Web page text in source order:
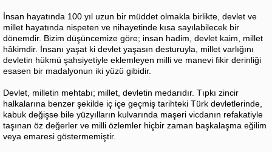
İnsan hayatında 100 yıl uzun bir müddet olmakla birlikte, devlet ve
millet hayatında nispeten ve nihayetinde kısa sayılabilecek bir
dönemdir. Bizim düşüncemize göre; insan hadim, devlet kaim, millet
hâkimdir. İnsanı yaşat ki devlet yaşasın desturuyla, millet varlığını
devletin hükmü şahsiyetiyle eklemleyen milli ve manevi fikir derinliği
esasen bir madalyonun iki yüzü gibidir.
Devlet, milletin mehtabı; millet, devletin medarıdır. Tıpkı zincir
halkalarına benzer şekilde iç içe geçmiş tarihteki Türk devletlerinde,
kabuk değişse bile yüzyılların kulvarında maşeri vicdanın refakatiyle
taşınan öz değerler ve milli özlemler hiçbir zaman başkalaşma eğilim
veya emaresi göstermemiştir.